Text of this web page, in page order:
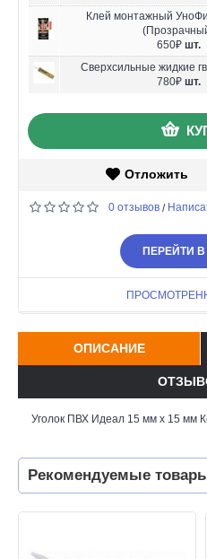
Клей монтажный
650₽ шт.
Сверхсильные жидкие
780₽ шт.
Отложить
0 отзывов /
ПЕРЕЙТИ
ОПИСАНИЕ
Уголок ПВХ Идеал 15 мм х 15 мм
Рекомендуемые